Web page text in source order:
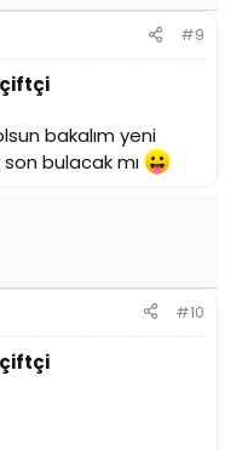
#9
bakalım yeni
bulacak mı
#10